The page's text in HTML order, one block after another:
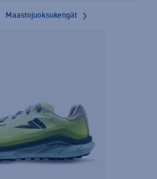
Maastojuoksukengät